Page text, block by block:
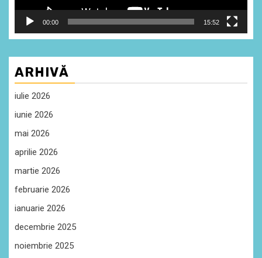
00:00 15:52
ARHIVĂ
iulie 2026
iunie 2026
mai 2026
aprilie 2026
martie 2026
februarie 2026
ianuarie 2026
decembrie 2025
noiembrie 2025